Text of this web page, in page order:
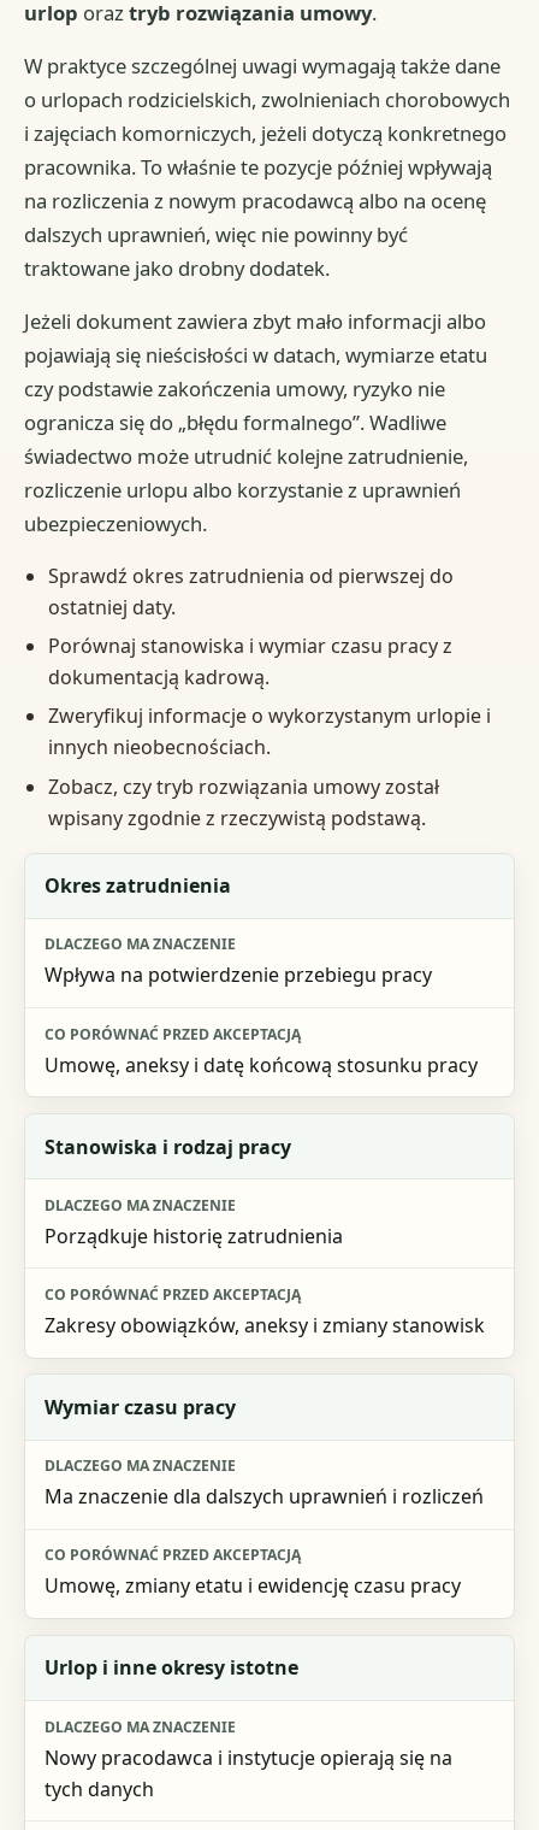
urlop oraztryb rozwiązania umowy.
W praktyce szczególnej uwagi wymagają także dane
o urlopach rodzicielskich, zwolnieniach chorobowych
i zajęciach komorniczych, jeżeli dotyczą konkretnego
pracownika. To właśnie te pozycje później wpływają
na rozliczenia z nowym pracodawcą albo na ocenę
dalszych uprawnień, więc nie powinny być
traktowane jako drobny dodatek.
Jeżeli dokument zawiera zbyt mało informacji albo
pojawiają się nieścisłości w datach, wymiarze etatu
czy podstawie zakończenia umowy, ryzyko nie
ogranicza się do „błędu formalnego”. Wadliwe
świadectwo może utrudnić kolejne zatrudnienie,
rozliczenie urlopu albo korzystanie z uprawnień
ubezpieczeniowych.
Sprawdź okres zatrudnienia od pierwszej do
ostatniej daty.
Porównaj stanowiska i wymiar czasu pracy z
dokumentacją kadrową.
Zweryfikuj informacje o wykorzystanym urlopie i
innych nieobecnościach.
Zobacz, czy tryb rozwiązania umowy został
wpisany zgodnie z rzeczywistą podstawą.
Element świadectwa pracy
Dlaczego ma znaczenie
Co porównać przed akceptacją
Okres zatrudnienia
Wpływa na potwierdzenie przebiegu pracy
Umowę, aneksy i datę końcową stosunku pracy
Stanowiska i rodzaj pracy
Porządkuje historię zatrudnienia
Zakresy obowiązków, aneksy i zmiany stanowisk
Wymiar czasu pracy
Ma znaczenie dla dalszych uprawnień i rozliczeń
Umowę, zmiany etatu i ewidencję czasu pracy
Urlop i inne okresy istotne
Nowy pracodawca i instytucje opierają się na
tych danych